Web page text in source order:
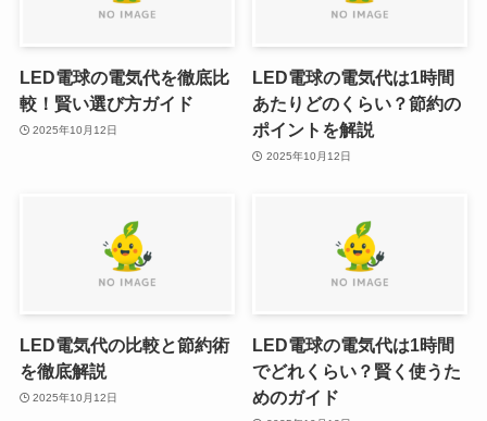
LED電球の電気代を徹底比
較！賢い選び方ガイド
2025年10月12日
LED電球の電気代は1時間
あたりどのくらい？節約の
ポイントを解説
2025年10月12日
LED電気代の比較と節約術
を徹底解説
2025年10月12日
LED電球の電気代は1時間
でどれくらい？賢く使うた
めのガイド